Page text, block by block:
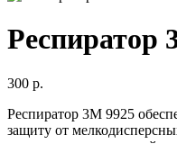
Респиратор
300 р.
Респиратор 3М 9925
защиту от